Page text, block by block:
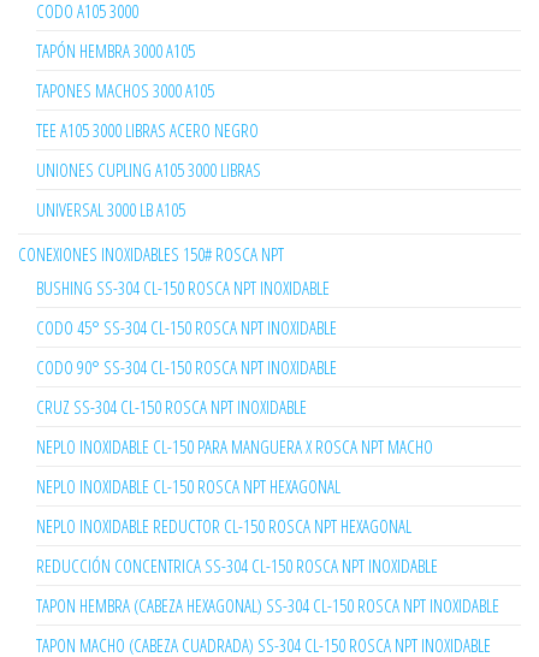
CODO A105 3000
TAPÓN HEMBRA 3000 A105
TAPONES MACHOS 3000 A105
TEE A105 3000 LIBRAS ACERO NEGRO
UNIONES CUPLING A105 3000 LIBRAS
UNIVERSAL 3000 LB A105
CONEXIONES INOXIDABLES 150# ROSCA NPT
BUSHING SS-304 CL-150 ROSCA NPT INOXIDABLE
CODO 45° SS-304 CL-150 ROSCA NPT INOXIDABLE
CODO 90° SS-304 CL-150 ROSCA NPT INOXIDABLE
CRUZ SS-304 CL-150 ROSCA NPT INOXIDABLE
NEPLO INOXIDABLE CL-150 PARA MANGUERA X ROSCA NPT MACHO
NEPLO INOXIDABLE CL-150 ROSCA NPT HEXAGONAL
NEPLO INOXIDABLE REDUCTOR CL-150 ROSCA NPT HEXAGONAL
REDUCCIÓN CONCENTRICA SS-304 CL-150 ROSCA NPT INOXIDABLE
TAPON HEMBRA (CABEZA HEXAGONAL) SS-304 CL-150 ROSCA NPT INOXIDABLE
TAPON MACHO (CABEZA CUADRADA) SS-304 CL-150 ROSCA NPT INOXIDABLE